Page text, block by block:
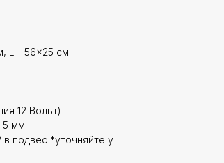
L - 56x25 см
12 Вольт)
5 мм
в подвес *уточняйте у